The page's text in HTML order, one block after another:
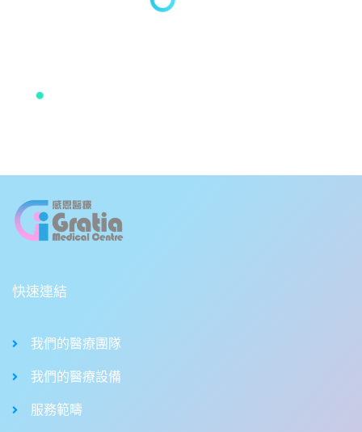
快速連結
我們的醫療團隊
我們的醫療設備
服務範疇